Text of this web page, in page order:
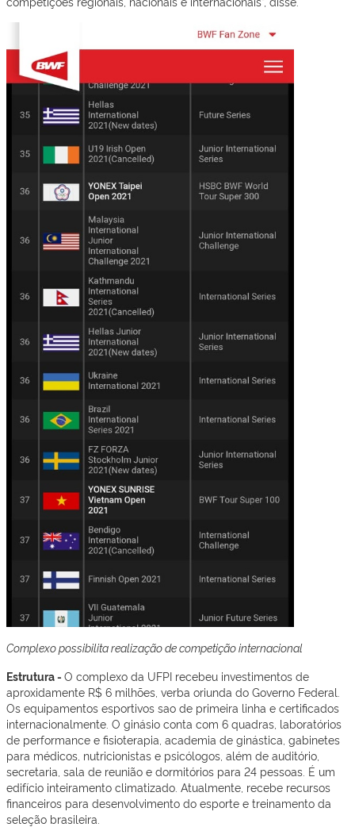
Complexo possibilita realização de competição internacional
Estrutura - O complexo da UFPI recebeu investimentos de
aproxidamente R$ 6 milhões, verba oriunda do Governo Federal.
Os equipamentos esportivos sao de primeira linha e certificados
internacionalmente. O ginásio conta com 6 quadras, laboratórios
de performance e fisioterapia, academia de ginástica, gabinetes
para médicos, nutricionistas e psicólogos, além de auditório,
secretaria, sala de reunião e dormitórios para 24 pessoas. É um
edifício inteiramento climatizado. Atualmente, recebe recursos
financeiros para desenvolvimento do esporte e treinamento da
seleção brasileira.